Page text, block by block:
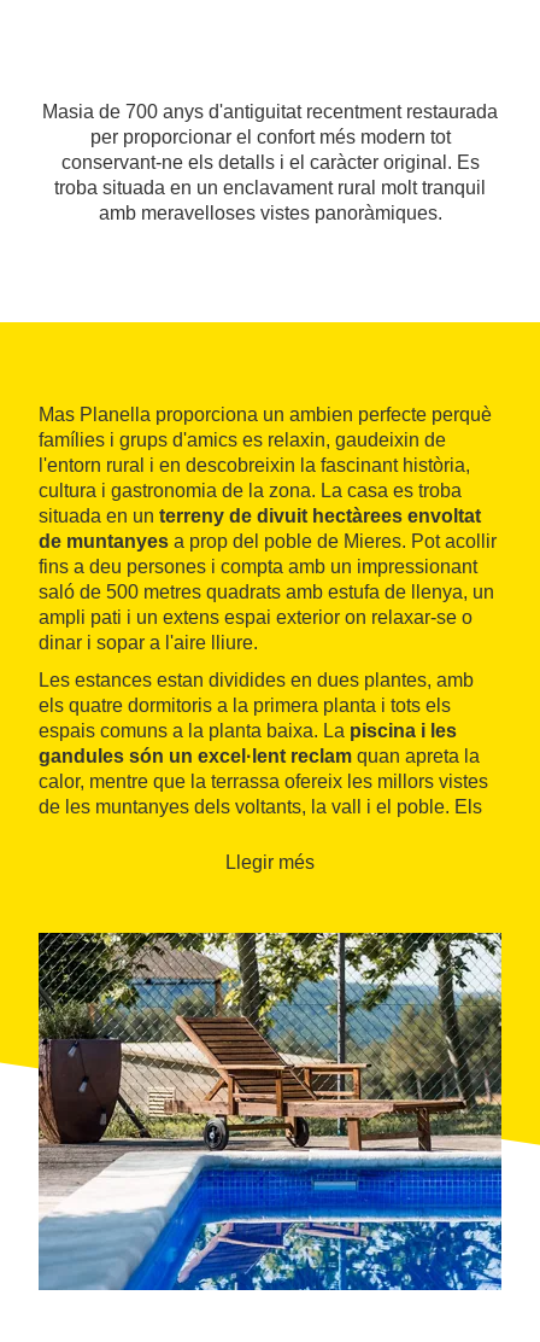
Masia de 700 anys d'antiguitat recentment restaurada
per proporcionar el confort més modern tot
conservant-ne els detalls i el caràcter original. Es
troba situada en un enclavament rural molt tranquil
amb meravelloses vistes panoràmiques.
Mas Planella proporciona un ambien perfecte perquè
famílies i grups d'amics es relaxin, gaudeixin de
l'entorn rural i en descobreixin la fascinant història,
cultura i gastronomia de la zona. La casa es troba
situada en un terreny de divuit hectàrees envoltat
de muntanyes a prop del poble de Mieres. Pot acollir
fins a deu persones i compta amb un impressionant
saló de 500 metres quadrats amb estufa de llenya, un
ampli pati i un extens espai exterior on relaxar-se o
dinar i sopar a l'aire lliure.
Les estances estan dividides en dues plantes, amb
els quatre dormitoris a la primera planta i tots els
espais comuns a la planta baixa. La piscina i les
gandules són un excel·lent reclam quan apreta la
calor, mentre que la terrassa ofereix les millors vistes
de les muntanyes dels voltants, la vall i el poble. Els
la seva disposició, així com descobrir la vida de les
Llegir més